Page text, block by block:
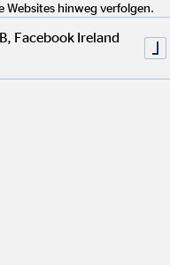
, Anlage-
Websites hinweg verfolgen.
Facebook Ireland